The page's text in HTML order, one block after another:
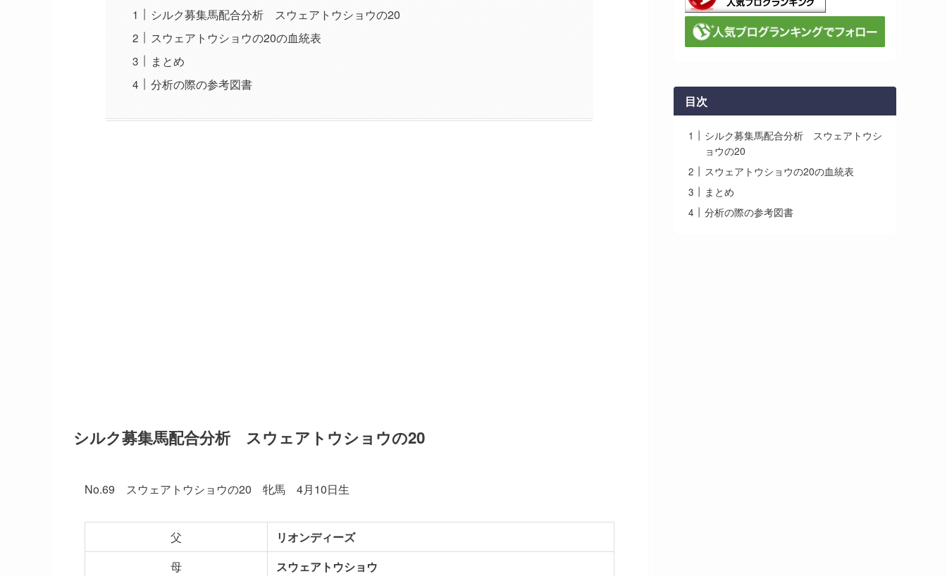
シルク募集馬配合分析 スウェアトウショウの20
スウェアトウショウの20の血統表
まとめ
分析の際の参考図書
シルク募集馬配合分析 スウェアトウショウの20
No.69 スウェアトウショウの20 牝馬 4月10日生
父
リオンディーズ
母
スウェアトウショウ
目次
シルク募集馬配合分析 スウェアトウシ
ョウの20
スウェアトウショウの20の血統表
まとめ
分析の際の参考図書